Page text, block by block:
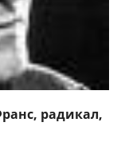
радикал,